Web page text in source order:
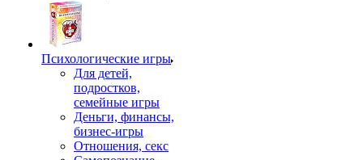
Психологические игры
Для детей,
подростков,
семейные игры
Деньги, финансы,
бизнес-игры
Отношения, секс